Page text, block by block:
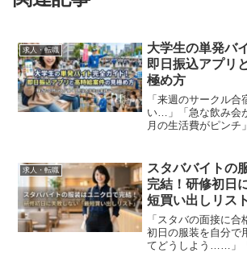
求人・転職
大学生の単発バ
即日振込アプリ
極め方
「来週のサークル
い…」「急な飲み会
月の生活費がピンチ
かります。私も学生
百円になり、学食の
求人・転職
スタババイトの
完結！研修初日
短買い出しリスト
「スタバの面接に
初日の服装を自分で
てどうしよう……」